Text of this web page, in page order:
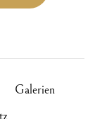
Galerien